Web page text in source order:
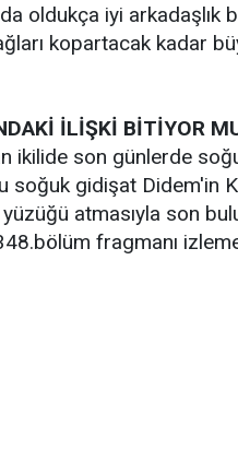
oldukça iyi arkadaşlık
kopartacak kadar
İLİŞKİ BİTİYOR
ikilide son günlerde
soğuk gidişat Didem'in
atmasıyla son
fragmanı